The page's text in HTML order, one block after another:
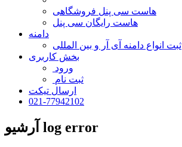
هاست سی پنل فروشگاهی
هاست رایگان سی پنل
دامنه
ثبت انواع دامنه آی آر و بین المللی
بخش کاربری
ورود
ثبت نام
ارسال تیکت
021-77942102
آرشیو log error